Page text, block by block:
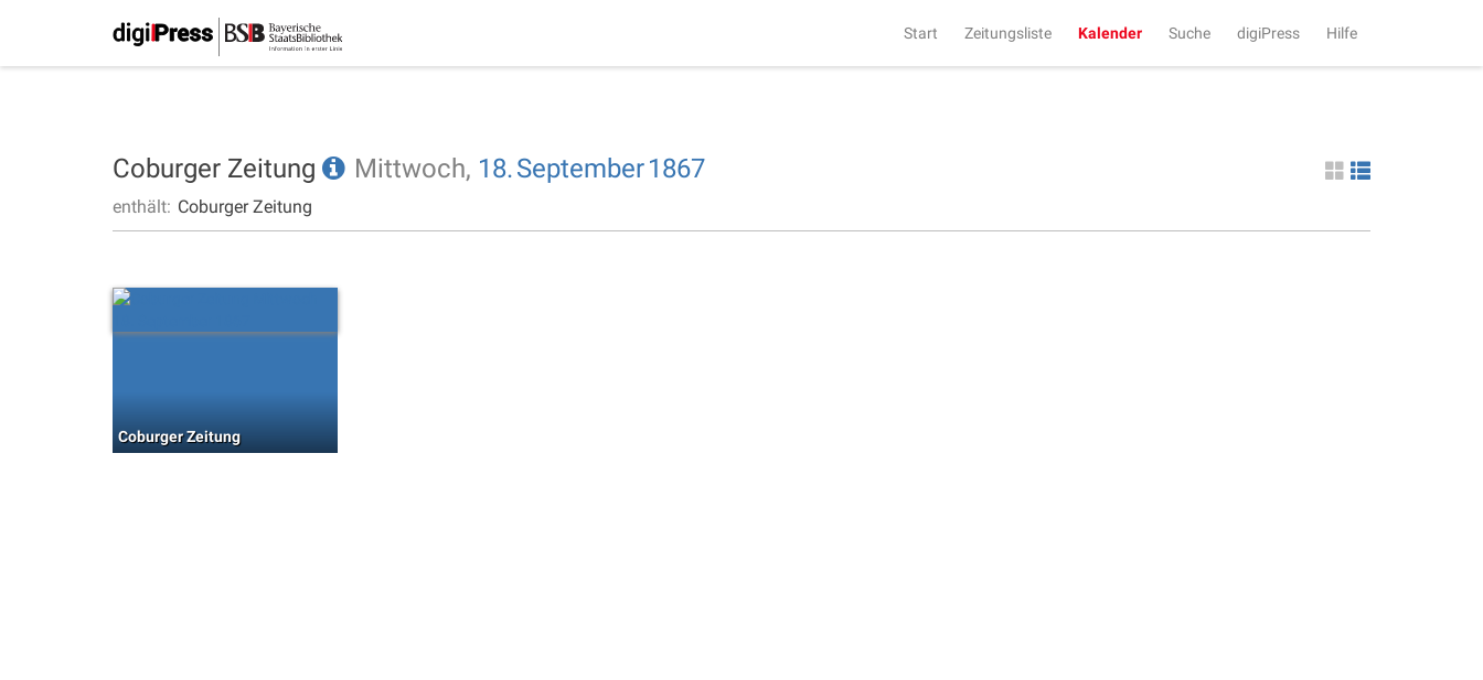
Start Zeitungsliste Kalender Suche digiPress Hilfe
Coburger Zeitung Mittwoch, 18.September1867
enthält: Coburger Zeitung
Coburger Zeitung